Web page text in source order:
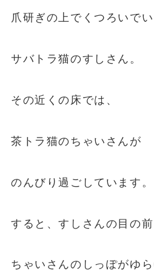
爪研ぎの上でくつろいでい
サバトラ猫のすしさん。
その近くの床では、
茶トラ猫のちゃいさんが
のんびり過ごしています。
すると、すしさんの目の
ちゃいさんのしっぽがゆら